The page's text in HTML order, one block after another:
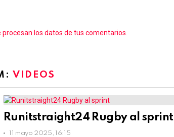
los datos de tus comentarios.
VIDEOS
Runitstraight24 Rugby al sprint
11 mayo 2025, 16:15